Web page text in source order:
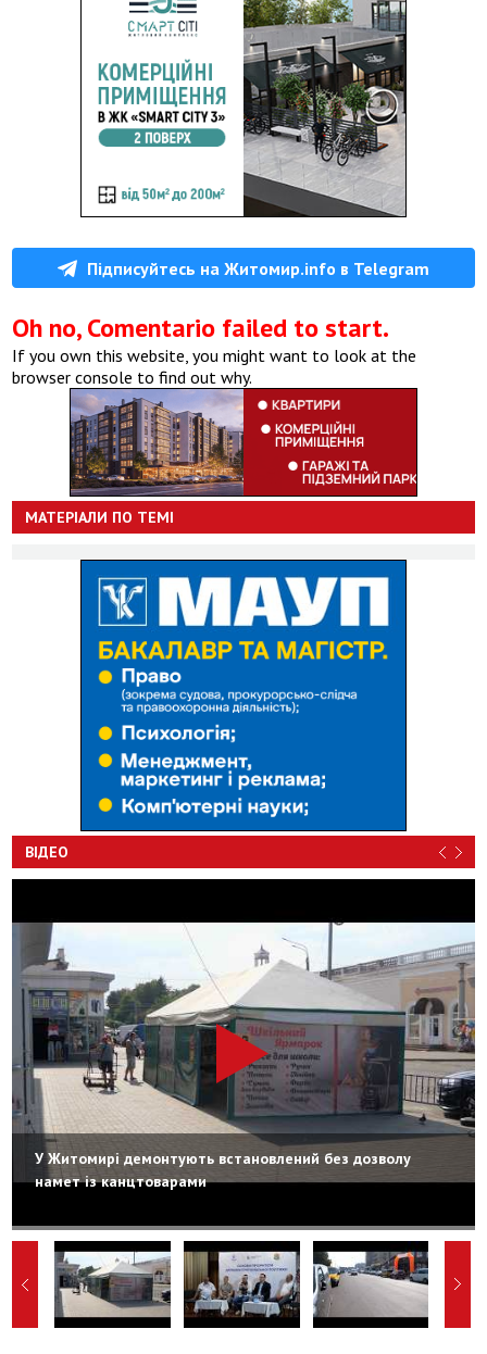
Підписуйтесь на Житомир.info в Telegram
Oh no, Comentario failed to start.
If you own this website, you might want to look at the
browser console to find out why.
МАТЕРІАЛИ ПО ТЕМІ
ВІДЕО
У Житомирі демонтують встановлений без дозволу
намет із канцтоварами